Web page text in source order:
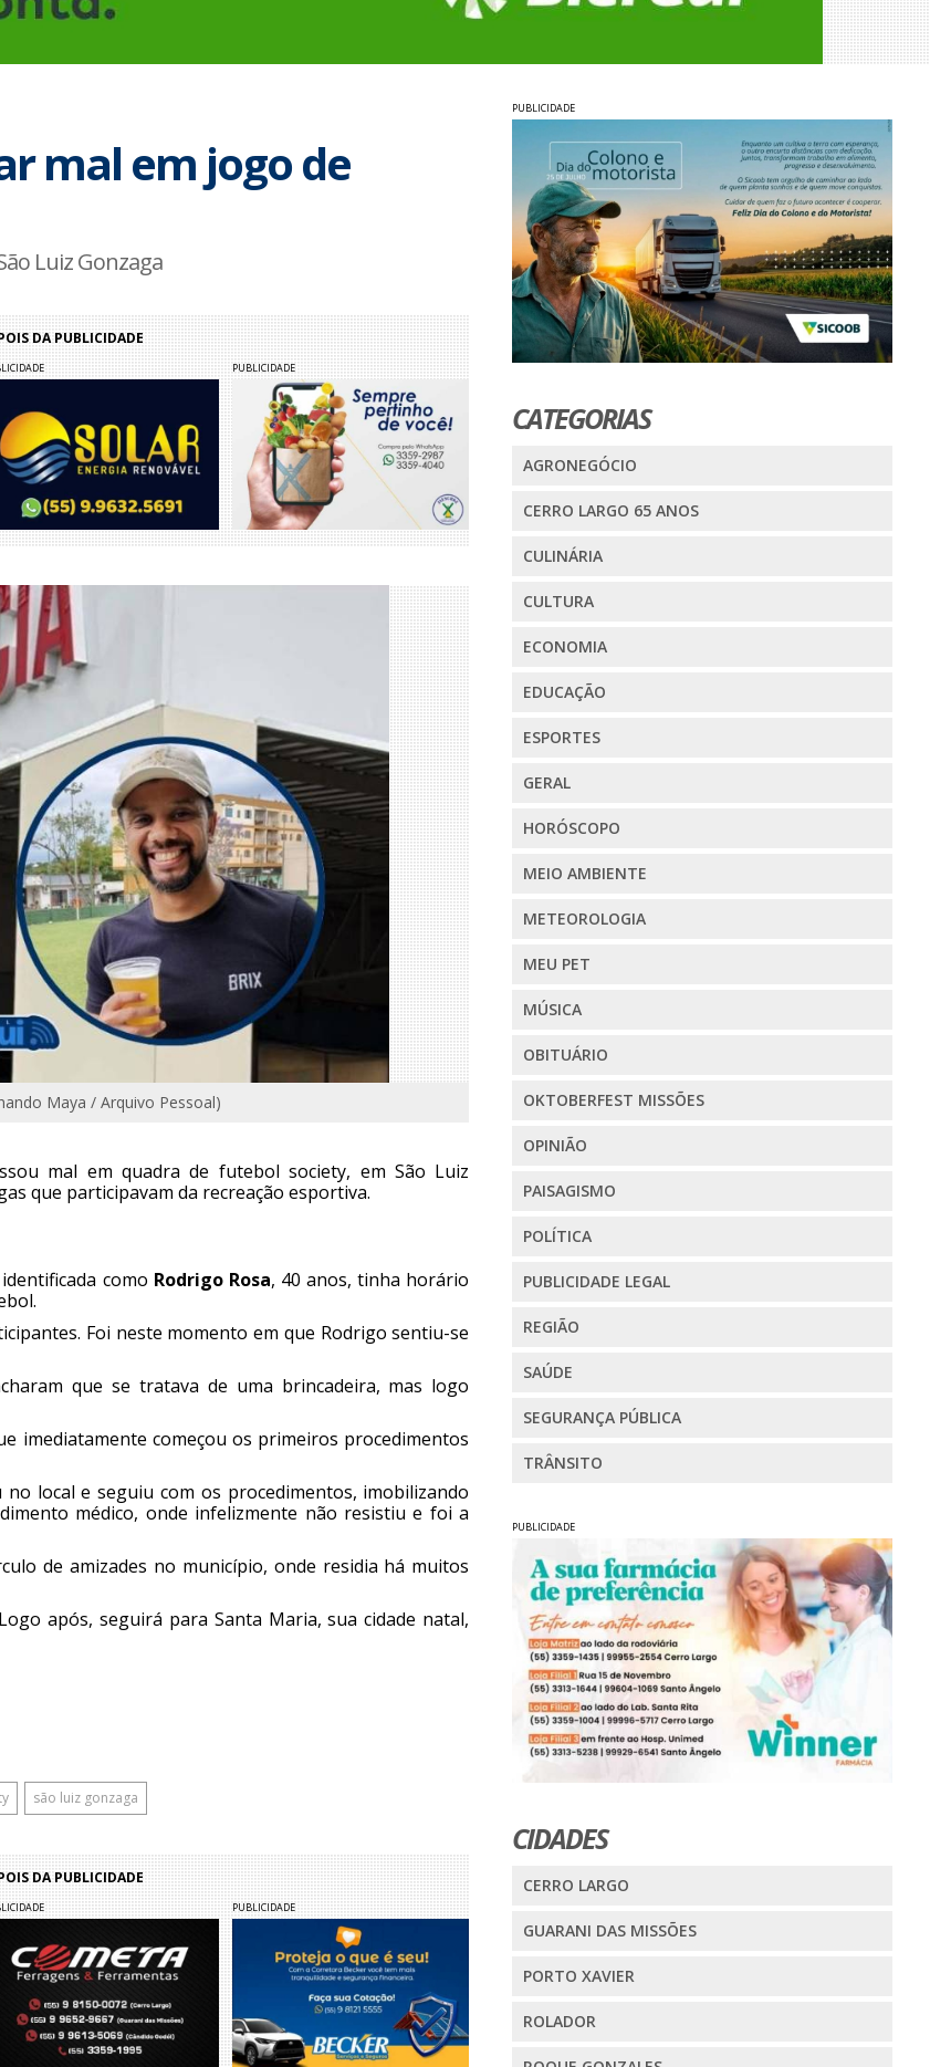
mal em jogo de
Luiz Gonzaga
DA PUBLICIDADE
PUBLICIDADE
Maya / Arquivo Pessoal)
mal em quadra de futebol society, em São Luiz
que participavam da recreação esportiva.
como Rodrigo Rosa, 40 anos, tinha horário
Foi neste momento em que Rodrigo sentiu-se
que se tratava de uma brincadeira, mas logo
imediatamente começou os primeiros procedimentos
local e seguiu com os procedimentos, imobilizando
médico, onde infelizmente não resistiu e foi a
de amizades no município, onde residia há muitos
após, seguirá para Santa Maria, sua cidade natal,
são luiz gonzaga
DA PUBLICIDADE
PUBLICIDADE
PUBLICIDADE
CATEGORIAS
AGRONEGÓCIO
CERRO LARGO 65 ANOS
CULINÁRIA
CULTURA
ECONOMIA
EDUCAÇÃO
ESPORTES
GERAL
HORÓSCOPO
MEIO AMBIENTE
METEOROLOGIA
MEU PET
MÚSICA
OBITUÁRIO
OKTOBERFEST MISSÕES
OPINIÃO
PAISAGISMO
POLÍTICA
PUBLICIDADE LEGAL
REGIÃO
SAÚDE
SEGURANÇA PÚBLICA
TRÂNSITO
PUBLICIDADE
CIDADES
CERRO LARGO
GUARANI DAS MISSÕES
PORTO XAVIER
ROLADOR